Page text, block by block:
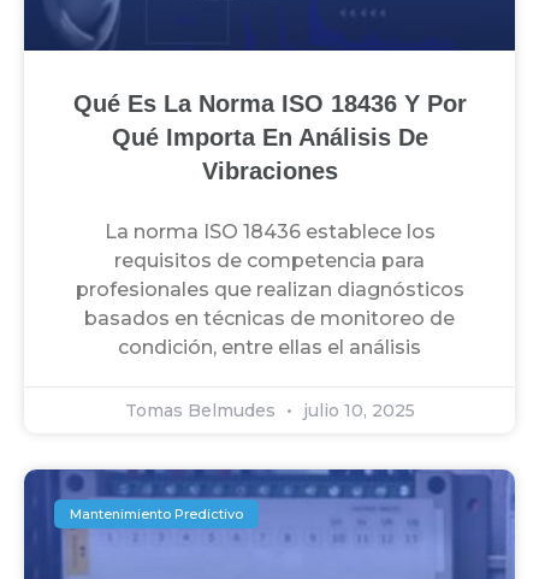
Qué Es La Norma ISO 18436 Y Por
Qué Importa En Análisis De
Vibraciones
La norma ISO 18436 establece los
requisitos de competencia para
profesionales que realizan diagnósticos
basados en técnicas de monitoreo de
condición, entre ellas el análisis
Tomas Belmudes julio 10, 2025
Mantenimiento Predictivo